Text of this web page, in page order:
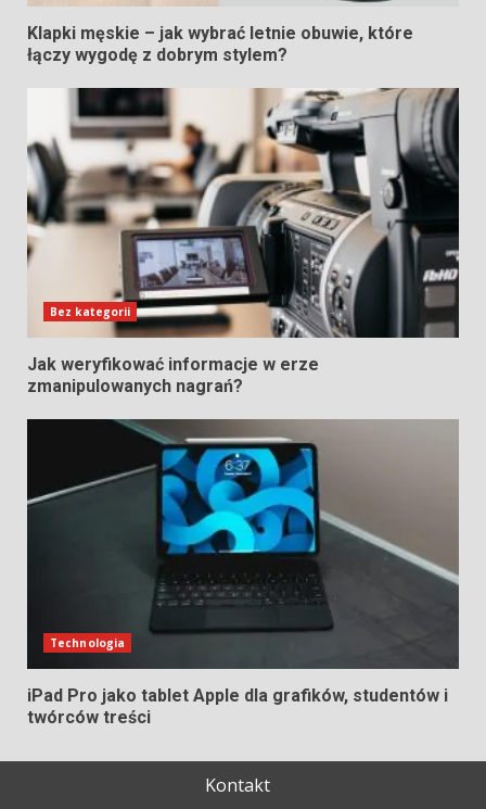
Klapki męskie – jak wybrać letnie obuwie, które
łączy wygodę z dobrym stylem?
Bez kategorii
Jak weryfikować informacje w erze
zmanipulowanych nagrań?
Technologia
iPad Pro jako tablet Apple dla grafików, studentów i
twórców treści
Kontakt